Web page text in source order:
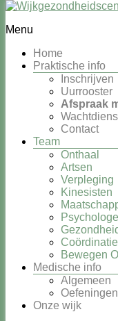
eerstelijns
Menu
Home
Praktische info
Inschrijven
Uurrooster
Afspraak
Contact
Team
Onthaal
Artsen
Verpleging
Kinesisten
Bewegen
Medische info
Algemeen
Onze wijk
Kinesisten
onderzoek
symptomen van je
behandelenmet
thuisoefeningen.
Bij onze
voorschriftvan onze
Heb je na een
Neem altijd eerst
Voor
psychomotore
collega in de buurt.